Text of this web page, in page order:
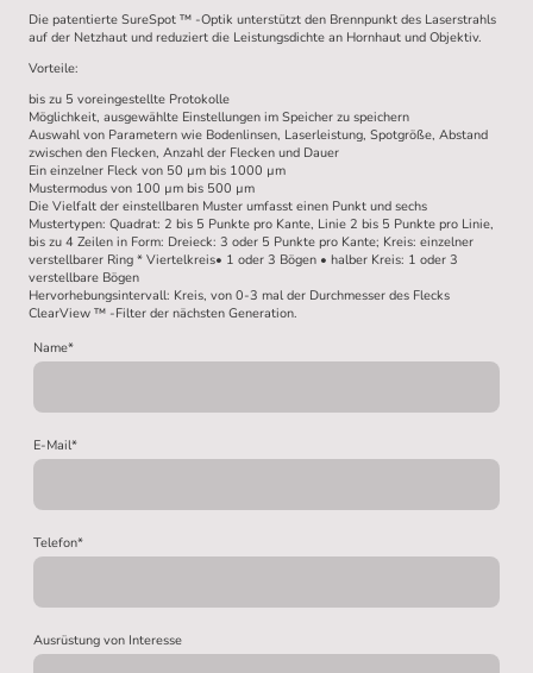
Die patentierte SureSpot ™ -Optik unterstützt den Brennpunkt des Laserstrahls
auf der Netzhaut und reduziert die Leistungsdichte an Hornhaut und Objektiv.
Vorteile:
bis zu 5 voreingestellte Protokolle
Möglichkeit, ausgewählte Einstellungen im Speicher zu speichern
Auswahl von Parametern wie Bodenlinsen, Laserleistung, Spotgröße, Abstand
zwischen den Flecken, Anzahl der Flecken und Dauer
Ein einzelner Fleck von 50 µm bis 1000 µm
Mustermodus von 100 µm bis 500 µm
Die Vielfalt der einstellbaren Muster umfasst einen Punkt und sechs
Mustertypen: Quadrat: 2 bis 5 Punkte pro Kante, Linie 2 bis 5 Punkte pro Linie,
bis zu 4 Zeilen in Form: Dreieck: 3 oder 5 Punkte pro Kante; Kreis: einzelner
verstellbarer Ring * Viertelkreis• 1 oder 3 Bögen • halber Kreis: 1 oder 3
verstellbare Bögen
Hervorhebungsintervall: Kreis, von 0-3 mal der Durchmesser des Flecks
ClearView ™ -Filter der nächsten Generation.
Name*
E-Mail*
Telefon*
Ausrüstung von Interesse